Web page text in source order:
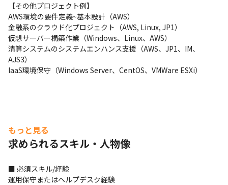
【その他プロジェクト例】
AWS環境の要件定義~基本設計（AWS）
金融系のクラウド化プロジェクト（AWS, Linux, JP1）
仮想サーバー構築作業（Windows、Linux、AWS）
清算システムのシステムエンハンス支援（AWS、JP1、IM、
AJS3）
IaaS環境保守（Windows Server、CentOS、VMWare ESXi）
もっと見る
求められるスキル・人物像
■ 必須スキル/経験
運用保守またはヘルプデスク経験